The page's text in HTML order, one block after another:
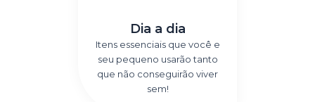
Dia a dia
Itens essenciais que você e
seu pequeno usarão tanto
que não conseguirão viver
sem!